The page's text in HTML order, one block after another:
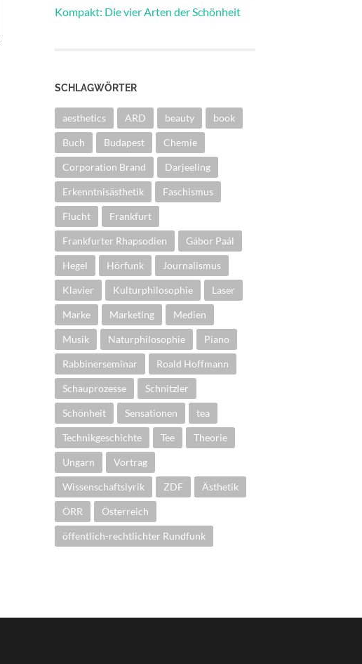
Kompakt: Die vier Arten der Schönheit
SCHLAGWÖRTER
aesthetics ARD beauty book
Buch Budapest Chemie
Corporation Brand Darjeeling
Erkenntnisästhetik Faschismus
Flucht Frankfurt
Frankfurter Rhapsodien Gábor Paál
Hegel Hörfunk Journalismus
Klavier Kulturphilosophie Laser
Marke Marketing Medien
Musik Naturphilosophie Piano
Rabbinerseminar Roald Hoffmann
Schauprozesse Schnitzler
Schönheit Sensationen tea
Technikgeschichte Tee Theorie
Ungarn Vortrag
Wissenschaftslyrik ZDF Ästhetik
ÖRR Österreich
öffentlich-rechtlichter Rundfunk